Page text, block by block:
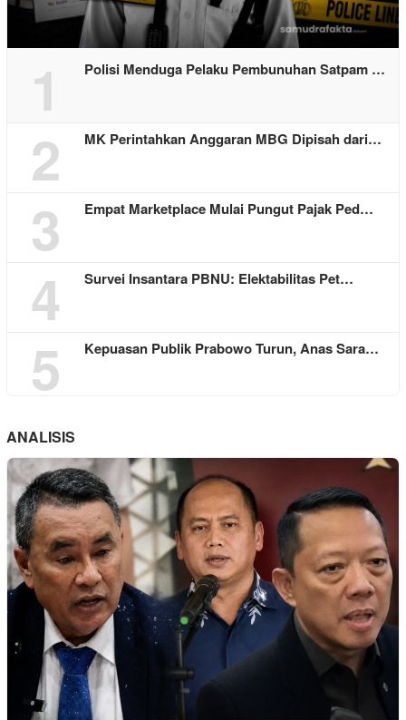
1 Polisi Menduga Pelaku Pembunuhan Satpam …
2 MK Perintahkan Anggaran MBG Dipisah dari…
3 Empat Marketplace Mulai Pungut Pajak Ped…
4 Survei Insantara PBNU: Elektabilitas Pet…
5 Kepuasan Publik Prabowo Turun, Anas Sara…
ANALISIS